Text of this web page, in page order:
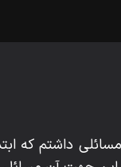
داشتم كه